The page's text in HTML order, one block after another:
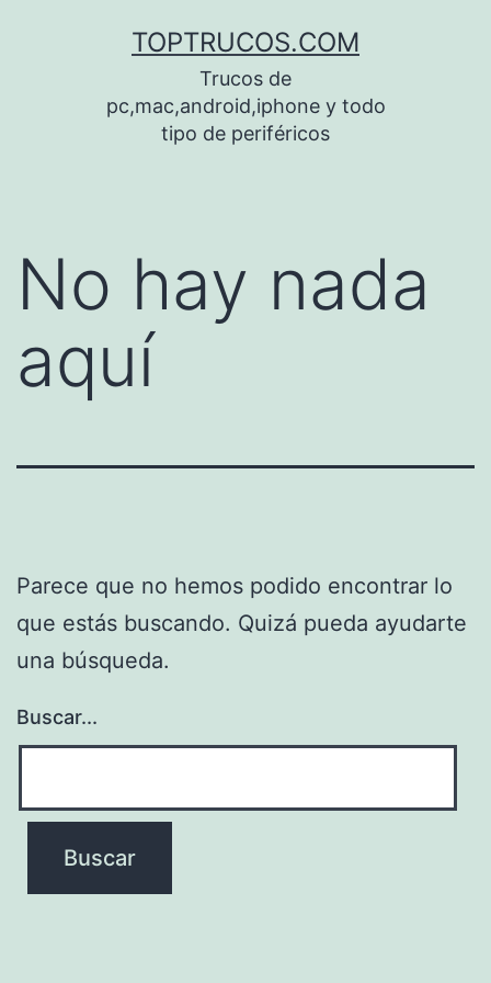
TOPTRUCOS.COM
Trucos de
pc,mac,android,iphone y todo
tipo de periféricos
No hay nada
aquí
Parece que no hemos podido encontrar lo
que estás buscando. Quizá pueda ayudarte
una búsqueda.
Buscar...